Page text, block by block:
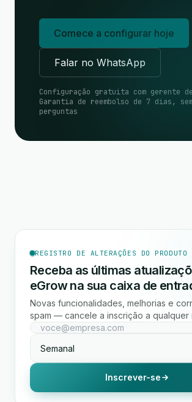
Comece a configurar hoje
Falar no WhatsApp
Configuração gratuita com gerente
Garantia de reembolso de 7 dias,
perguntas
REGISTRO DE ALTERAÇÕES DO PRODUTO
Receba as últimas
eGrow na sua caixa de
Novas funcionalidades, melhorias e
spam — cancele a inscrição a qualquer
Inscrever-se